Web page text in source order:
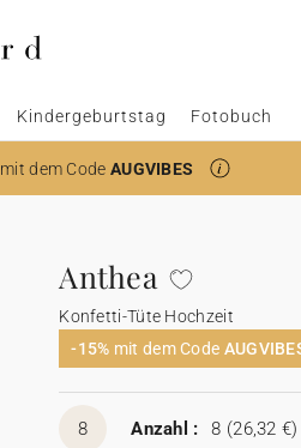
Kindergeburtstag Fotobuch
mit dem Code AUGVIBES
Anthea
Konfetti-Tüte Hochzeit
-15% mit dem Code
8 Anzahl : 8 (26,32 €)